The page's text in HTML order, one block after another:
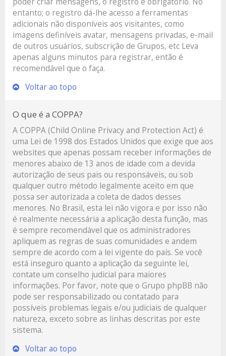
entanto; o registro dá-lhe acesso a ferramentas
adicionais não disponíveis aos visitantes, como
imagens definíveis avatar, mensagens privadas, e-mail
de outros usuários, subscrição de Grupos, etc Leva
apenas alguns minutos para registrar, então é
recomendável que o faça.
Voltar ao topo
O que é a COPPA?
A COPPA (Child Online Privacy and Protection Act) é
uma Lei de 1998 dos Estados Unidos que exige que aos
websites que apenas possam receber informações de
menores abaixo de 13 anos de idade com a devida
autorização de seus pais ou responsáveis, ou sob
qualquer outro método legalmente aceito em que
possa ser autorizada a coleta de dados desses
menores. No Brasil, esta lei não vigora e por isso não
é realmente necessária a aplicação desta função, mas
é sempre recomendável que os administradores
apliquem as regras de suas comunidades e andem
sempre de acordo com a lei vigente do país. Se você
está inseguro quanto a aplicação da seguinte lei,
contate um conselho judicial para maiores
informações. Por favor, note que o Grupo phpBB não
pode ser responsabilizado ou contatado para
possíveis problemas legais e/ou judiciais de qualquer
natureza, exceto sobre as linhas descritas por este
sistema.
Voltar ao topo